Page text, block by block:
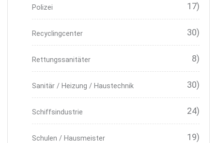
Polizei 17)
Recyclingcenter 30)
Rettungssanitäter 8)
Sanitär / Heizung / Haustechnik 30)
Schiffsindustrie 24)
Schulen / Hausmeister 19)